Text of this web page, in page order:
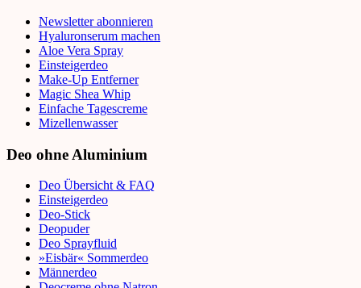
Newsletter abonnieren
Hyaluronserum machen
Aloe Vera Spray
Einsteigerdeo
Make-Up Entferner
Magic Shea Whip
Einfache Tagescreme
Mizellenwasser
Deo ohne Aluminium
Deo Übersicht & FAQ
Einsteigerdeo
Deo-Stick
Deopuder
Deo Sprayfluid
»Eisbär« Sommerdeo
Männerdeo